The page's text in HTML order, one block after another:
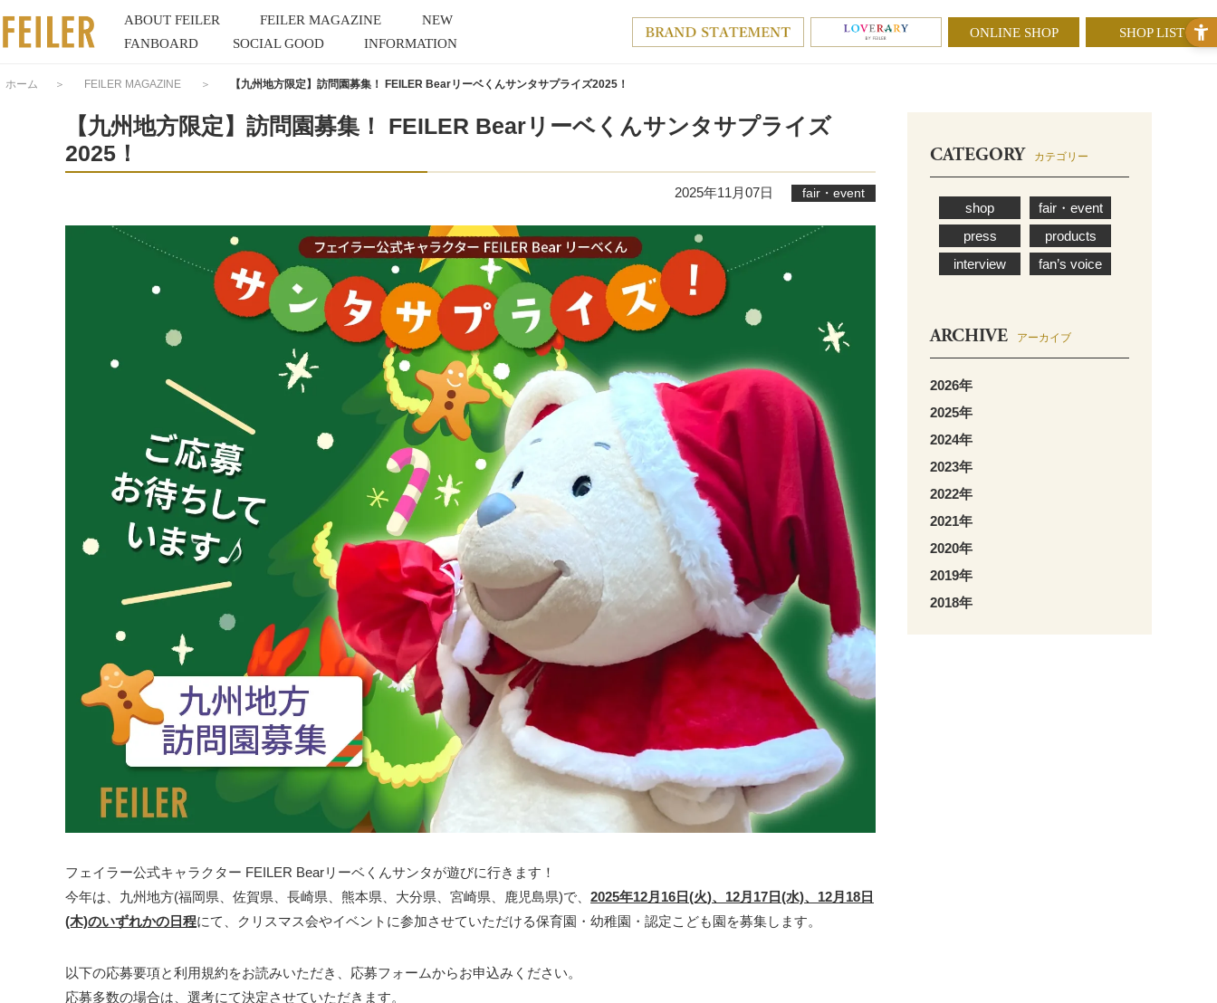
ABOUT FEILER FEILER MAGAZINE
NEW
FANBOARD
SOCIAL GOOD INFORMATION
ONLINE SHOP SHOP LIST
ホーム ＞ FEILER MAGAZINE ＞ 【九州地方限定】訪問園募集！ FEILER Bearリーベくんサンタサプライズ2025！
【九州地方限定】訪問園募集！ FEILER Bearリーベくんサンタサプライズ
2025！
2025年11月07日 fair・event
フェイラー公式キャラクター FEILER Bearリーベくんサンタが遊びに行きます！
今年は、九州地方(福岡県、佐賀県、長崎県、熊本県、大分県、宮崎県、鹿児島県)で、 2025年12月16日(火)、12月17日(水)、12月18日
(木)のいずれかの日程にて、クリスマス会やイベントに参加させていただける保育園・幼稚園・認定こども園を募集します。
以下の応募要項と利用規約をお読みいただき、応募フォームからお申込みください。
応募多数の場合は、選考にて決定させていただきます。
CATEGORY カテゴリー
shop
fair・event
press
products
interview
fan’s voice
ARCHIVE アーカイブ
2026年
2025年
2024年
2023年
2022年
2021年
2020年
2019年
2018年